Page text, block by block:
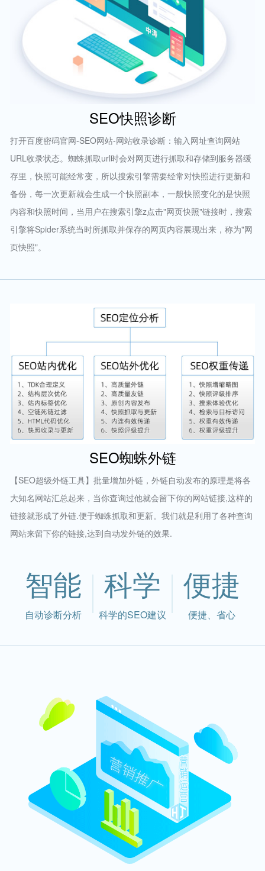
SEO快照诊断
打开百度密码官网-SEO网站-网站收录诊断：输入网址查询网站
URL收录状态。蜘蛛抓取url时会对网页进行抓取和存储到服务器缓
存里，快照可能经常变，所以搜索引擎需要经常对快照进行更新和
备份，每一次更新就会生成一个快照副本，一般快照变化的是快照
内容和快照时间，当用户在搜索引擎z点击"网页快照"链接时，搜索
引擎将Spider系统当时所抓取并保存的网页内容展现出来，称为"网
页快照"。
SEO蜘蛛外链
【SEO超级外链工具】批量增加外链，外链自动发布的原理是将各
大知名网站汇总起来，当你查询过他就会留下你的网站链接,这样的
链接就形成了外链.便于蜘蛛抓取和更新。我们就是利用了各种查询
网站来留下你的链接,达到自动发外链的效果.
智能
自动诊断分析
科学
科学的SEO建议
便捷
便捷、省心